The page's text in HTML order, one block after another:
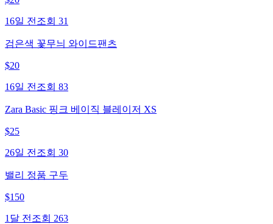
16일 전 조회 31
검은색 꽃무늬 와이드팬츠
$20
16일 전 조회 83
Zara Basic 핑크 베이직 블레이저 XS
$25
26일 전 조회 30
밸리 정품 구두
$150
1달 전 조회 263